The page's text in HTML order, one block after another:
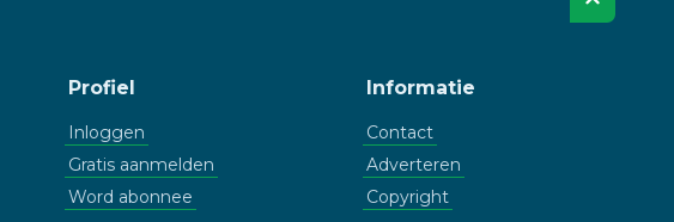
Profiel
Inloggen
Gratis aanmelden
Word abonnee
Informatie
Contact
Adverteren
Copyright